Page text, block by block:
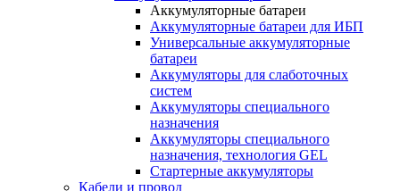
Аккумуляторные батареи
Аккумуляторные батареи для ИБП
Универсальные аккумуляторные
батареи
Аккумуляторы для слаботочных
систем
Аккумуляторы специального
назначения
Аккумуляторы специального
назначения, технология GEL
Стартерные аккумуляторы
Кабели и провод